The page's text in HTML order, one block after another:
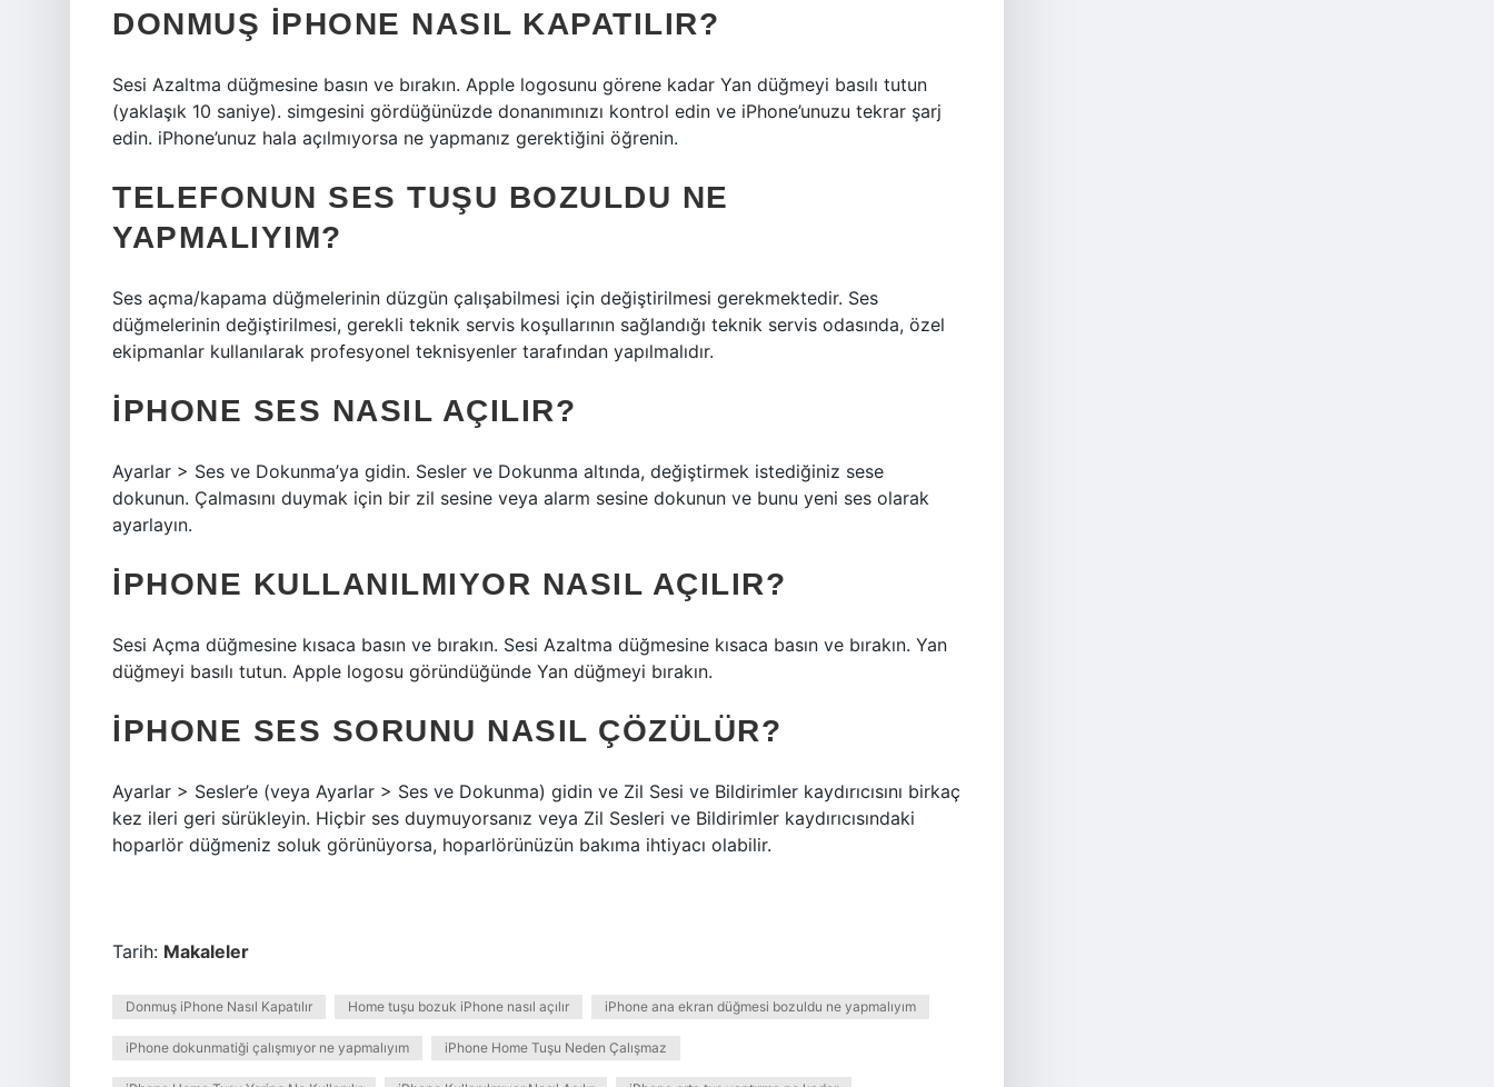
DONMUŞ IPHONE NASIL KAPATILIR?
Sesi Azaltma düğmesine basın ve bırakın. Apple logosunu görene kadar Yan düğmeyi basılı tutun
(yaklaşık 10 saniye). simgesini gördüğünüzde donanımınızı kontrol edin ve iPhone’unuzu tekrar şarj
edin. iPhone’unuz hala açılmıyorsa ne yapmanız gerektiğini öğrenin.
TELEFONUN SES TUŞU BOZULDU NE
YAPMALIYIM?
Ses açma/kapama düğmelerinin düzgün çalışabilmesi için değiştirilmesi gerekmektedir. Ses
düğmelerinin değiştirilmesi, gerekli teknik servis koşullarının sağlandığı teknik servis odasında, özel
ekipmanlar kullanılarak profesyonel teknisyenler tarafından yapılmalıdır.
IPHONE SES NASIL AÇILIR?
Ayarlar > Ses ve Dokunma’ya gidin. Sesler ve Dokunma altında, değiştirmek istediğiniz sese
dokunun. Çalmasını duymak için bir zil sesine veya alarm sesine dokunun ve bunu yeni ses olarak
ayarlayın.
IPHONE KULLANILMIYOR NASIL AÇILIR?
Sesi Açma düğmesine kısaca basın ve bırakın. Sesi Azaltma düğmesine kısaca basın ve bırakın. Yan
düğmeyi basılı tutun. Apple logosu göründüğünde Yan düğmeyi bırakın.
IPHONE SES SORUNU NASIL ÇÖZÜLÜR?
Ayarlar > Sesler’e (veya Ayarlar > Ses ve Dokunma) gidin ve Zil Sesi ve Bildirimler kaydırıcısını birkaç
kez ileri geri sürükleyin. Hiçbir ses duymuyorsanız veya Zil Sesleri ve Bildirimler kaydırıcısındaki
hoparlör düğmeniz soluk görünüyorsa, hoparlörünüzün bakıma ihtiyacı olabilir.
Tarih: Makaleler
Donmuş iPhone Nasıl Kapatılır Home tuşu bozuk iPhone nasıl açılır iPhone ana ekran düğmesi bozuldu ne yapmalıyım
iPhone dokunmatiği çalışmıyor ne yapmalıyım iPhone Home Tuşu Neden Çalışmaz